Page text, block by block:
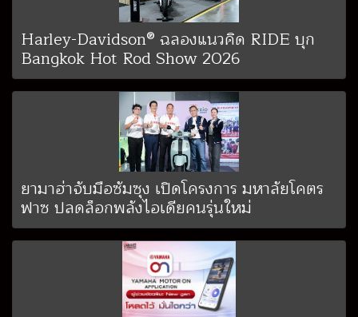
Harley-Davidson® ฉลองแนวคิด RIDE บุก
Bangkok Hot Rod Show 2026
ยามาฮ่าจับมือซัมซุง เปิดโครงการ มหาลัยโคตร
ฟาซ ปลดล็อกพลังไอเดียคนรุ่นใหม่